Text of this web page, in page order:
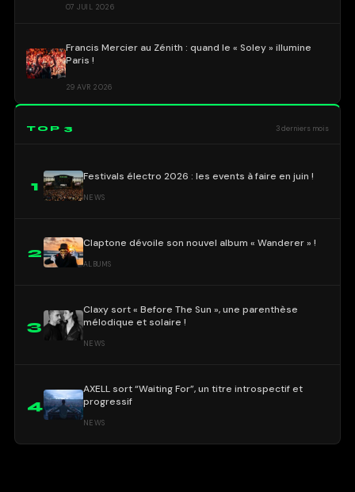
07 JUIL 2026
Francis Mercier au Zénith : quand le « Soley » illumine
Paris !
29 AVR 2026
TOP 3 3 derniers mois
1
Festivals électro 2026 : les events à faire en juin !
NEWS
2
Claptone dévoile son nouvel album « Wanderer » !
ALBUMS
3
Claxy sort « Before The Sun », une parenthèse
mélodique et solaire !
NEWS
4
AXELL sort “Waiting For”, un titre introspectif et
progressif
NEWS